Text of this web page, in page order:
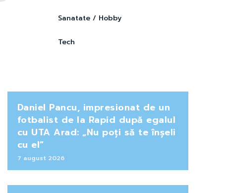
Sanatate / Hobby
Tech
Daniel Pancu, impresionat de un
fotbalist de la Rapid după egalul
cu UTA Arad: „Nu poți să te înșeli
cu el”
7 august 2026